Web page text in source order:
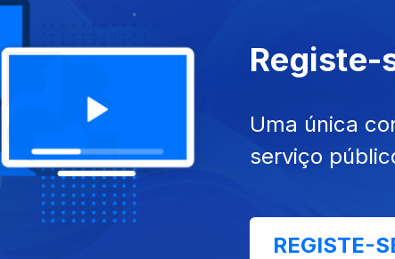
2022 Consultório 2023
Registe-
Uma única
serviço
REGISTE-